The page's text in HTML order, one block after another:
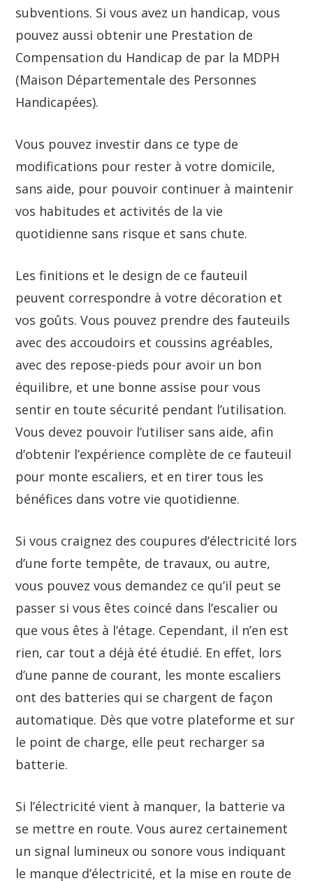
subventions. Si vous avez un handicap, vous
pouvez aussi obtenir une Prestation de
Compensation du Handicap de par la MDPH
(Maison Départementale des Personnes
Handicapées).
Vous pouvez investir dans ce type de
modifications pour rester à votre domicile,
sans aide, pour pouvoir continuer à maintenir
vos habitudes et activités de la vie
quotidienne sans risque et sans chute.
Les finitions et le design de ce fauteuil
peuvent correspondre à votre décoration et
vos goûts. Vous pouvez prendre des fauteuils
avec des accoudoirs et coussins agréables,
avec des repose-pieds pour avoir un bon
équilibre, et une bonne assise pour vous
sentir en toute sécurité pendant l’utilisation.
Vous devez pouvoir l’utiliser sans aide, afin
d’obtenir l’expérience complète de ce fauteuil
pour monte escaliers, et en tirer tous les
bénéfices dans votre vie quotidienne.
Si vous craignez des coupures d’électricité lors
d’une forte tempête, de travaux, ou autre,
vous pouvez vous demandez ce qu’il peut se
passer si vous êtes coincé dans l’escalier ou
que vous êtes à l’étage. Cependant, il n’en est
rien, car tout a déjà été étudié. En effet, lors
d’une panne de courant, les monte escaliers
ont des batteries qui se chargent de façon
automatique. Dès que votre plateforme et sur
le point de charge, elle peut recharger sa
batterie.
Si l’électricité vient à manquer, la batterie va
se mettre en route. Vous aurez certainement
un signal lumineux ou sonore vous indiquant
le manque d’électricité, et la mise en route de